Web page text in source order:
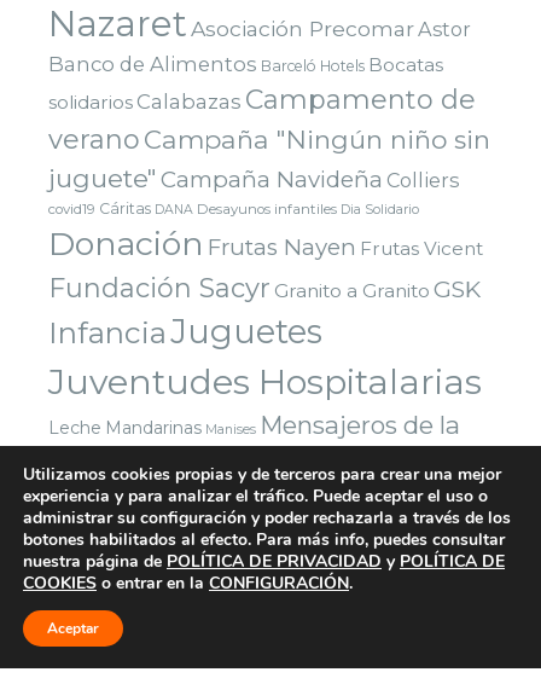
NazaretAsociación PrecomarAstor
Banco de Alimentos Barceló Hotels Bocatas
solidarios Calabazas Campamento de
verano Campaña "Ningún niño sin
juguete" Campaña Navideña Colliers
covid19 Cáritas DANA Desayunos infantiles Dia Solidario
Donación Frutas Nayen Frutas Vicent
Fundación Sacyr Granito a Granito GSK
InfanciaJuguetes
Juventudes Hospitalarias
Leche Mandarinas Manises Mensajeros de la
Paz Montealto Navidad Nazaret Paradigma Digital
Parla Premio Red Solidaria Bankia Reyes Magos
Sorteo Valencia VoluntariosVuelta al coleYuncos
© 2026 FUNDACIÓN TODA AYUDA
Utilizamos cookies propias y de terceros para crear una mejor
experiencia y para analizar el tráfico. Puede aceptar el uso o
administrar su configuración y poder rechazarla a través de los
botones habilitados al efecto. Para más info, puedes consultar
nuestra página de POLÍTICA DE PRIVACIDAD y POLÍTICA DE
COOKIES o entrar en la CONFIGURACIÓN.
Aceptar